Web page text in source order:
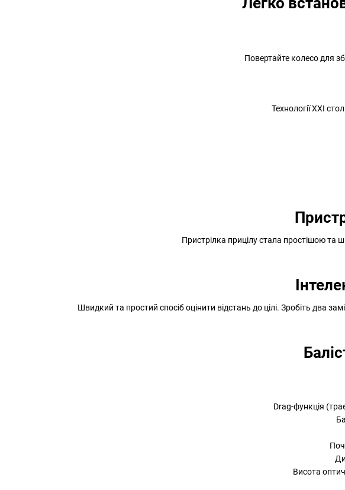
Повертайте колесо для
Технології XXI
Пристрілка прицілу стала простішою та
Швидкий та простий спосіб оцінити відстань до цілі. Зробіть два
Drag-функція
Висота